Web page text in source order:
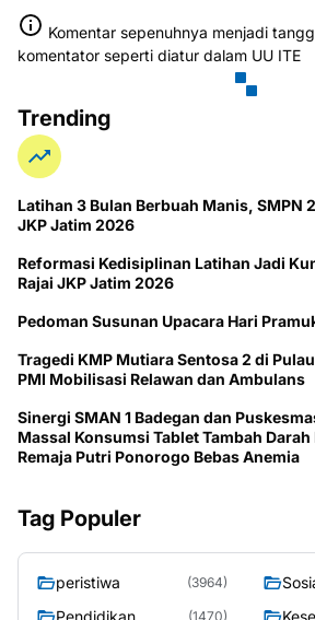
Komentar sepenuhnya menjadi
komentator seperti diatur dalam UU ITE
Trending
Latihan 3 Bulan Berbuah Manis, SMPN
JKP Jatim 2026
Reformasi Kedisiplinan Latihan Jadi
Rajai JKP Jatim 2026
Pedoman Susunan Upacara Hari
Tragedi KMP Mutiara Sentosa 2 di
PMI Mobilisasi Relawan dan Ambulans
Sinergi SMAN 1 Badegan dan
Massal Konsumsi Tablet Tambah Darah
Remaja Putri Ponorogo Bebas Anemia
Tag Populer
peristiwa (3964)
(1470)